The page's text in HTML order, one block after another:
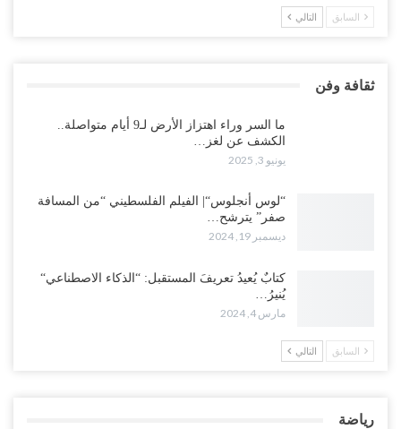
السابق التالي
ثقافة وفن
ما السر وراء اهتزاز الأرض لـ9 أيام متواصلة..
الكشف عن لغز…
يونيو 3, 2025
“لوس أنجلوس“| الفيلم الفلسطيني “من المسافة
صفر” يترشح…
ديسمبر 19, 2024
كتابٌ يُعيدُ تعريفَ المستقبل: “الذكاء الاصطناعي“
يُنيرُ…
مارس 4, 2024
السابق التالي
رياضة